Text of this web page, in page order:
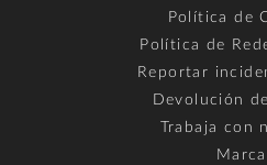
Política de
Política de
Reportar
Devolución
Trabaja con